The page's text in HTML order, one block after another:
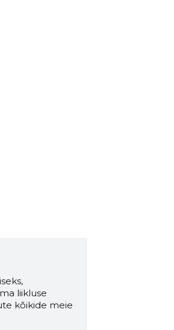
liikluse
kõikide meie